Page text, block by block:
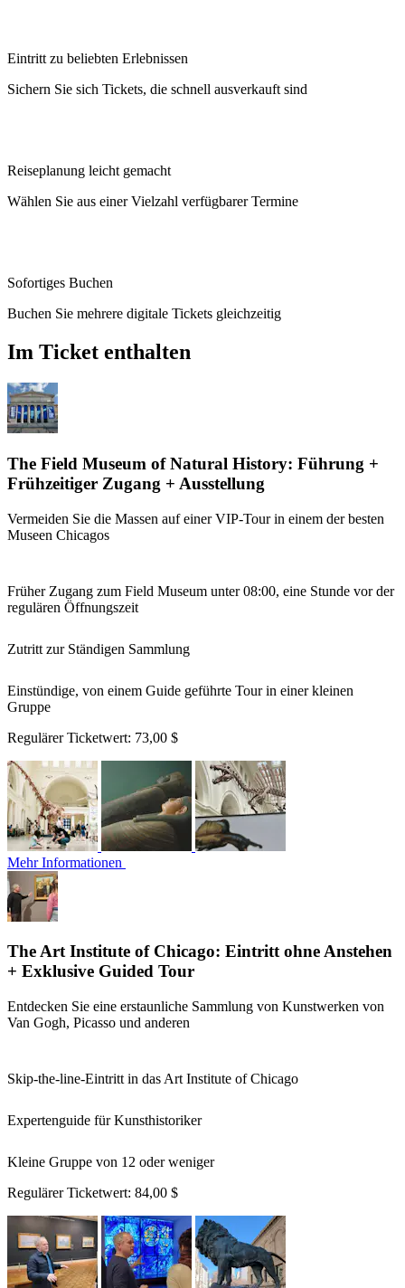
Eintritt zu beliebten Erlebnissen
Sichern Sie sich Tickets, die schnell ausverkauft sind
Reiseplanung leicht gemacht
Wählen Sie aus einer Vielzahl verfügbarer Termine
Sofortiges Buchen
Buchen Sie mehrere digitale Tickets gleichzeitig
Im Ticket enthalten
The Field Museum of Natural History: Führung +
Frühzeitiger Zugang + Ausstellung
Vermeiden Sie die Massen auf einer VIP-Tour in einem der besten
Museen Chicagos
Früher Zugang zum Field Museum unter 08:00, eine Stunde vor der
regulären Öffnungszeit
Zutritt zur Ständigen Sammlung
Einstündige, von einem Guide geführte Tour in einer kleinen
Gruppe
Regulärer Ticketwert: 73,00 $
Mehr Informationen
The Art Institute of Chicago: Eintritt ohne Anstehen
+ Exklusive Guided Tour
Entdecken Sie eine erstaunliche Sammlung von Kunstwerken von
Van Gogh, Picasso und anderen
Skip-the-line-Eintritt in das Art Institute of Chicago
Expertenguide für Kunsthistoriker
Kleine Gruppe von 12 oder weniger
Regulärer Ticketwert: 84,00 $